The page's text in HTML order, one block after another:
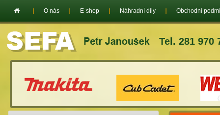
Tel. 281 970
O nás E-shop Náhradní díly Obchodní